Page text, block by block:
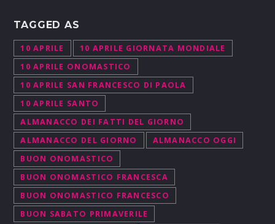
TAGGED AS
10 APRILE
10 APRILE GIORNATA MONDIALE
10 APRILE ONOMASTICO
10 APRILE SAN FRANCESCO DI PAOLA
10 APRILE SANTO
ALMANACCO DEI FATTI DEL GIORNO
ALMANACCO DEL GIORNO
ALMANACCO OGGI
BUON ONOMASTICO
BUON ONOMASTICO FRANCESCA
BUON ONOMASTICO FRANCESCO
BUON SABATO PRIMAVERILE